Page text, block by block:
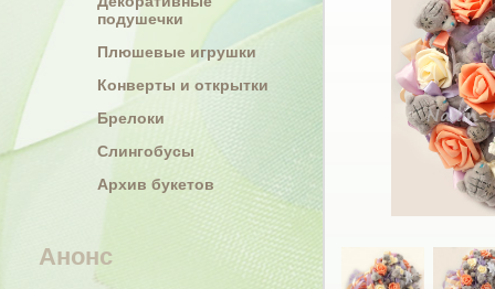
подушечки
Плюшевые игрушки
Конверты и открытки
Брелоки
Слингобусы
Архив букетов
Анонс